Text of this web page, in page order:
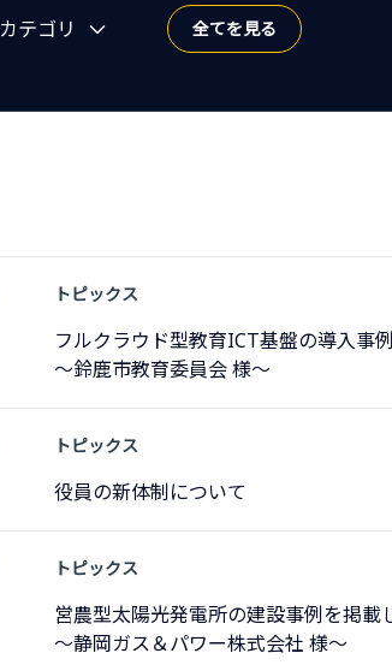
カテゴリ 全てを見る
トピックス
フルクラウド型教育ICT基盤の導入事
～鈴鹿市教育委員会 様～
トピックス
役員の新体制について
トピックス
営農型太陽光発電所の建設事例を掲載
～静岡ガス＆パワー株式会社 様～